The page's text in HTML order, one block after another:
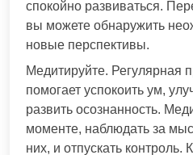
спокойно развиваться.
вы можете обнаружить
новые перспективы.
Медитируйте. Регулярная
помогает успокоить ум,
развить осознанность.
моменте, наблюдать за
них, и отпускать контроль.